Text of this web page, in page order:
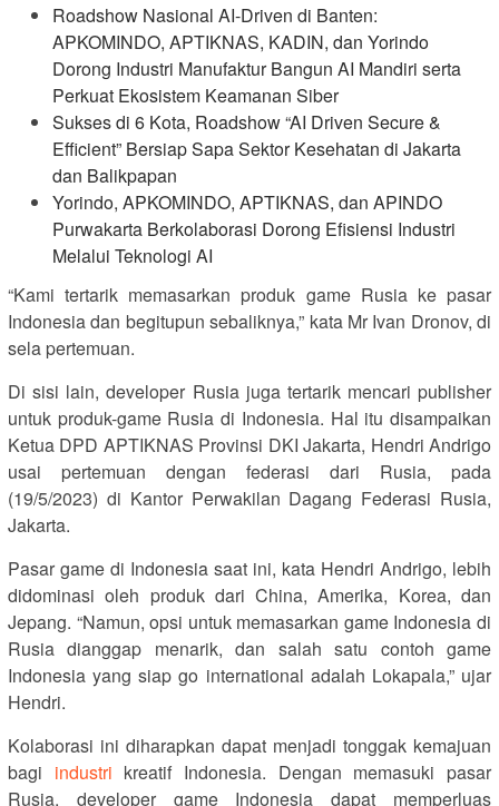
Roadshow Nasional AI-Driven di Banten:
APKOMINDO, APTIKNAS, KADIN, dan Yorindo
Dorong Industri Manufaktur Bangun AI Mandiri serta
Perkuat Ekosistem Keamanan Siber
Sukses di 6 Kota, Roadshow “AI Driven Secure &
Efficient” Bersiap Sapa Sektor Kesehatan di Jakarta
dan Balikpapan
Yorindo, APKOMINDO, APTIKNAS, dan APINDO
Purwakarta Berkolaborasi Dorong Efisiensi Industri
Melalui Teknologi AI
“Kami tertarik memasarkan produk game Rusia ke pasar
Indonesia dan begitupun sebaliknya,” kata Mr Ivan Dronov, di
sela pertemuan.
Di sisi lain, developer Rusia juga tertarik mencari publisher
untuk produk-game Rusia di Indonesia. Hal itu disampaikan
Ketua DPD APTIKNAS Provinsi DKI Jakarta, Hendri Andrigo
usai pertemuan dengan federasi dari Rusia, pada
(19/5/2023) di Kantor Perwakilan Dagang Federasi Rusia,
Jakarta.
Pasar game di Indonesia saat ini, kata Hendri Andrigo, lebih
didominasi oleh produk dari China, Amerika, Korea, dan
Jepang. “Namun, opsi untuk memasarkan game Indonesia di
Rusia dianggap menarik, dan salah satu contoh game
Indonesia yang siap go international adalah Lokapala,” ujar
Hendri.
Kolaborasi ini diharapkan dapat menjadi tonggak kemajuan
bagi industri kreatif Indonesia. Dengan memasuki pasar
Rusia, developer game Indonesia dapat memperluas